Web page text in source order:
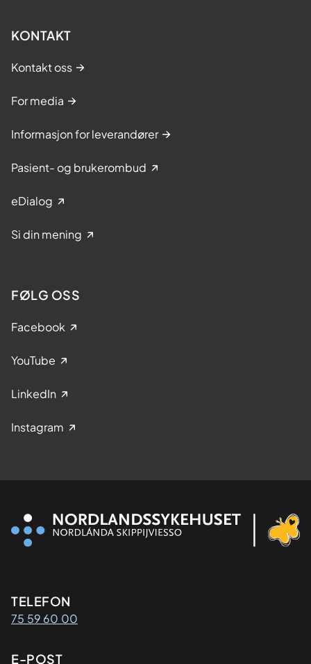
KONTAKT
Kontakt oss
For media
Informasjon for leverandører
Pasient- og brukerombud
eDialog
Si din mening
FØLG OSS
Facebook
YouTube
LinkedIn
Instagram
Kontaktinformasjon
TELEFON
75 59 60 00
E-POST